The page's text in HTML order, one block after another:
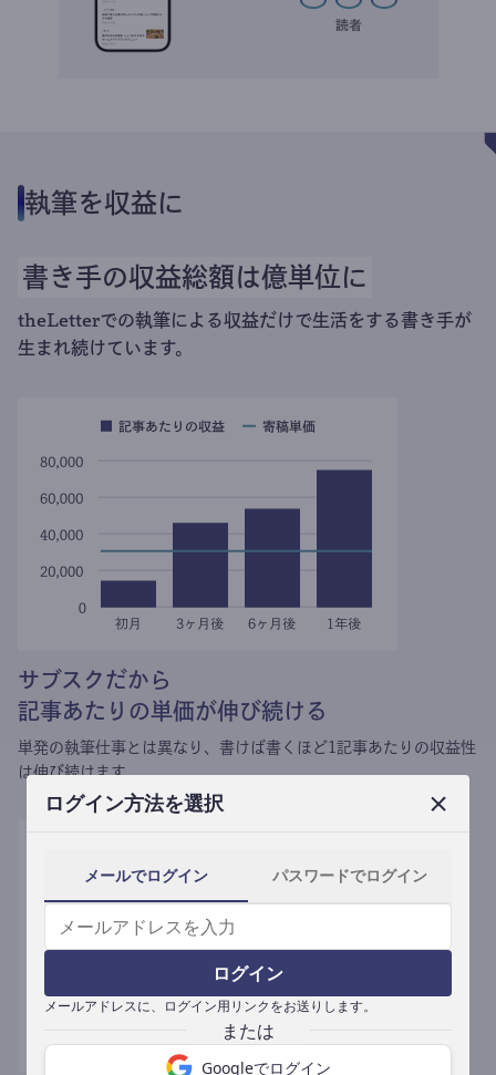
ログイン方法を選択
メールでログイン パスワードでログイン
ログイン
メールアドレスに、ログイン用リンクをお送りします。
Googleでログイン
執筆を収益に
書き手の収益総額は億単位に
theLetterでの執筆による収益だけで生活をする書き手が
生まれ続けています。
サブスクだから
記事あたりの単価が伸び続ける
単発の執筆仕事とは異なり、 書けば書くほど1記事あたりの収益性
は伸び続けます。